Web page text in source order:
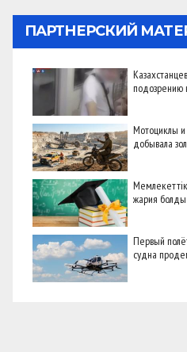
ПАРТНЕРСКИЙ
подозрению
Мотоциклы
добывала
Мемлекеттік
жария болды
Первый
судна